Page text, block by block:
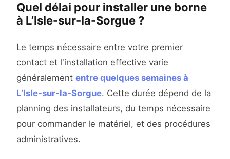
Quel délai pour installer une borne
à L’Isle-sur-la-Sorgue ?
Le temps nécessaire entre votre premier
contact et l'installation effective varie
généralement entre quelques semaines à
L’Isle-sur-la-Sorgue. Cette durée dépend de la
planning des installateurs, du temps nécessaire
pour commander le matériel, et des procédures
administratives.